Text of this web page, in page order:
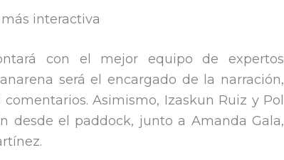
interactiva
con el mejor equipo de expertos
será el encargado de la narración,
Asimismo, Izaskun Ruiz y Pol
desde el paddock, junto a Amanda Gala,